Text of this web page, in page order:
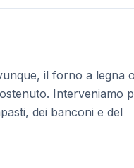
il forno a legna o
Interveniamo
dei banconi e del